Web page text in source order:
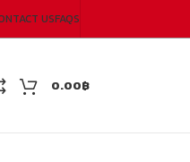
USFAQS
0.00฿